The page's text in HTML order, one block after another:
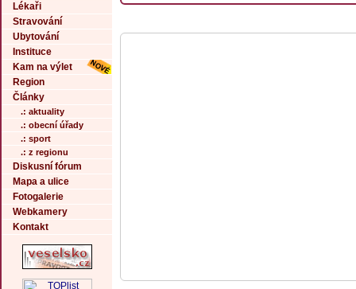
Lékaři
Stravování
Ubytování
Instituce
Kam na výlet
Region
Články
.: aktuality
.: obecní úřady
.: sport
.: z regionu
Diskusní fórum
Mapa a ulice
Fotogalerie
Webkamery
Kontakt